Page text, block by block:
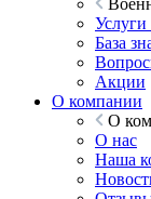
База
Акции
О компании
О
О нас
Наша